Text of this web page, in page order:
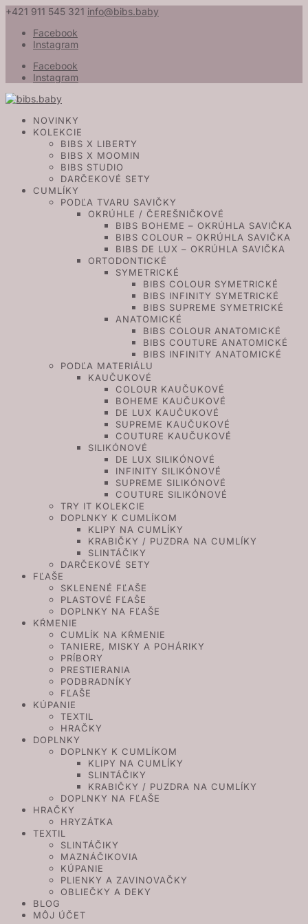
+421 911 545 321 info@bibs.baby
Facebook
Instagram
Facebook
Instagram
NOVINKY
KOLEKCIE
BIBS X LIBERTY
BIBS X MOOMIN
BIBS STUDIO
DARČEKOVÉ SETY
CUMLÍKY
PODĽA TVARU SAVIČKY
OKRÚHLE / ČEREŠNIČKOVÉ
BIBS BOHEME – OKRÚHLA SAVIČKA
BIBS COLOUR – OKRÚHLA SAVIČKA
BIBS DE LUX – OKRÚHLA SAVIČKA
ORTODONTICKÉ
SYMETRICKÉ
BIBS COLOUR SYMETRICKÉ
BIBS INFINITY SYMETRICKÉ
BIBS SUPREME SYMETRICKÉ
ANATOMICKÉ
BIBS COLOUR ANATOMICKÉ
BIBS COUTURE ANATOMICKÉ
BIBS INFINITY ANATOMICKÉ
PODĽA MATERIÁLU
KAUČUKOVÉ
COLOUR KAUČUKOVÉ
BOHEME KAUČUKOVÉ
DE LUX KAUČUKOVÉ
SUPREME KAUČUKOVÉ
COUTURE KAUČUKOVÉ
SILIKÓNOVÉ
DE LUX SILIKÓNOVÉ
INFINITY SILIKÓNOVÉ
SUPREME SILIKÓNOVÉ
COUTURE SILIKÓNOVÉ
TRY IT KOLEKCIE
DOPLNKY K CUMLÍKOM
KLIPY NA CUMLÍKY
KRABIČKY / PUZDRA NA CUMLÍKY
SLINTÁČIKY
DARČEKOVÉ SETY
FĽAŠE
SKLENENÉ FĽAŠE
PLASTOVÉ FĽAŠE
DOPLNKY NA FĽAŠE
KŔMENIE
CUMLÍK NA KŔMENIE
TANIERE, MISKY A POHÁRIKY
PRÍBORY
PRESTIERANIA
PODBRADNÍKY
FĽAŠE
KÚPANIE
TEXTIL
HRAČKY
DOPLNKY
DOPLNKY K CUMLÍKOM
KLIPY NA CUMLÍKY
SLINTÁČIKY
KRABIČKY / PUZDRA NA CUMLÍKY
DOPLNKY NA FĽAŠE
HRAČKY
HRYZÁTKA
TEXTIL
SLINTÁČIKY
MAZNÁČIKOVIA
KÚPANIE
PLIENKY A ZAVINOVAČKY
OBLIEČKY A DEKY
BLOG
MÔJ ÚČET